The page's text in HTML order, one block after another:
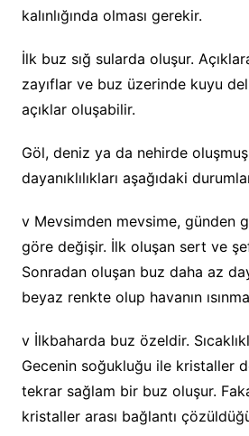
kalınlığında olması gerekir.
İlk buz sığ sularda oluşur.
zayıflar ve buz üzerinde kuyu
açıklar oluşabilir.
Göl, deniz ya da nehirde oluşmuş
dayanıklılıkları aşağıdaki
v Mevsimden mevsime, günden
göre değişir. İlk oluşan sert ve
Sonradan oluşan buz daha az
beyaz renkte olup havanın
v İlkbaharda buz özeldir.
Gecenin soğukluğu ile kristaller
tekrar sağlam bir buz oluşur.
kristaller arası bağlantı